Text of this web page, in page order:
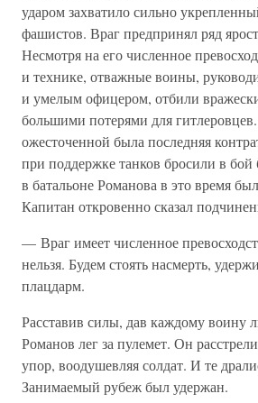
ударом захватило сильно
фашистов. Враг предпринял ряд
Несмотря на его численное
и технике, отважные воины,
и умелым офицером, отбили
большими потерями для
ожесточенной была последняя
при поддержке танков бросили в бой
в батальоне Романова в это время
Капитан откровенно сказал
— Враг имеет численное
нельзя. Будем стоять насмерть,
плацдарм.
Расставив силы, дав каждому воину
Романов лег за пулемет. Он
упор, воодушевляя солдат. И те
Занимаемый рубеж был удержан.